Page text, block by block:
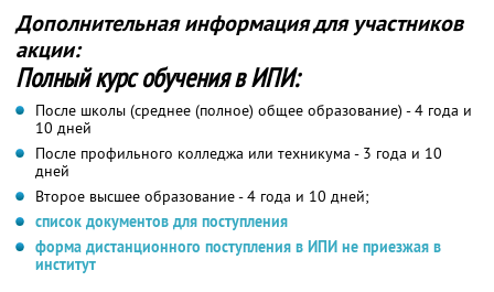
Дополнительная информация для участников
акции:
Полный курс обучения в ИПИ:
После школы (среднее (полное) общее образование) - 4 года и
10 дней
После профильного колледжа или техникума - 3 года и 10
дней
Второе высшее образование - 4 года и 10 дней;
список документов для поступления
форма дистанционного поступления в ИПИ не приезжая в
институт